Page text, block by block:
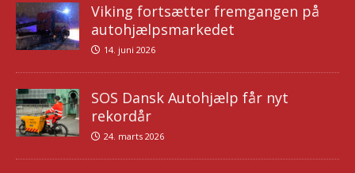
Viking fortsætter fremgangen på
autohjælpsmarkedet
14. juni 2026
SOS Dansk Autohjælp får nyt
rekordår
24. marts 2026